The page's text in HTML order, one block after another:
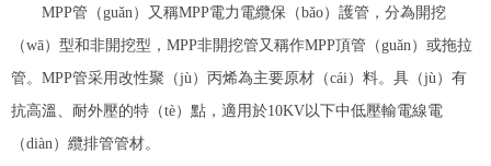
MPP管（guǎn）又稱MPP電力電纜保（bǎo）護管，分為開挖
（wā）型和非開挖型，MPP非開挖管又稱作MPP頂管（guǎn）或拖拉
管。MPP管采用改性聚（jù）丙烯為主要原材（cái）料。具（jù）有
抗高溫、耐外壓的特（tè）點，適用於10KV以下中低壓輸電線電
（diàn）纜排管管材。